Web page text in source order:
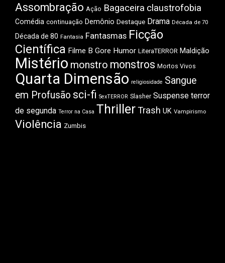
Assombração Ação Bagaceira claustrofobia
Comédia continuação Demônio Destaque Drama Década de 70
Década de 80 Fantasia Fantasmas Ficção
Científica Filme B Gore Humor LiteraTERROR Maldição
Mistério monstro monstros Mortos Vivos
Quarta Dimensão religiosidade Sangue
em Profusão sci-fi SexTERROR Slasher Suspense terror
de segunda Terror na Casa ThrillerTrash UK Vampirismo
Violência Zumbis